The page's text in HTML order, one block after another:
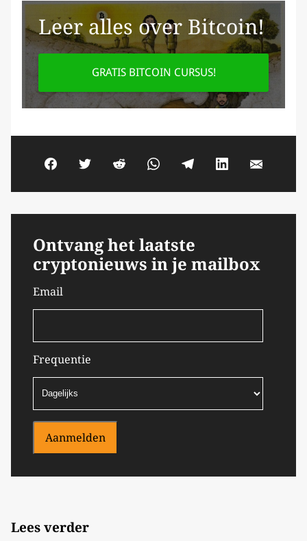
Leer alles over Bitcoin!
GRATIS BITCOIN CURSUS!
Ontvang het laatste
cryptonieuws in je mailbox
Email
Frequentie
Aanmelden
Lees verder